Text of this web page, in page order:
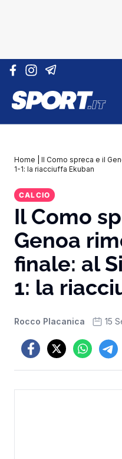
Vai al contenuto
Home
Il Como spreca e il
1-1: la riacciuffa Ekuban
CALCIO
Il Como
Genoa
finale: al
1: la
Rocco Placanica 15